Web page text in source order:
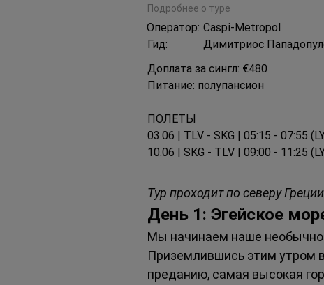
Подробнее о туре
Оператор: Caspi-Metropol
Гид:
Димитриос
Доплата за сингл: €480
Питание: полупансион
ПОЛЕТЫ
03.06 | TLV - SKG | 05:15 - 07:55
10.06 | SKG - TLV | 09:00 - 11:25
Тур проходит по северу
День 1: Эгейское
Мы начинаем наше
Приземлившись этим утром
преданию, самая высокая